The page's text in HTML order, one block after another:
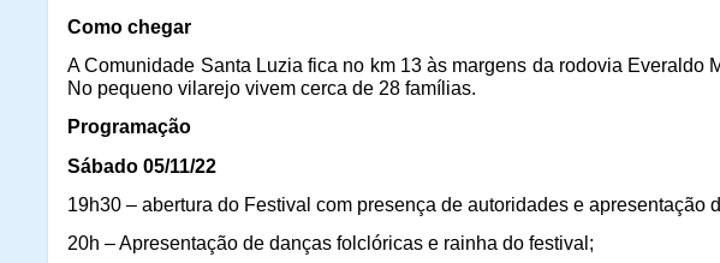
Como chegar
A Comunidade Santa Luzia fica no km 13 às margens da rodovia Everaldo
No pequeno vilarejo vivem cerca de 28 famílias.
Programação
Sábado 05/11/22
19h30 – abertura do Festival com presença de autoridades e apresentação
20h – Apresentação de danças folclóricas e rainha do festival;